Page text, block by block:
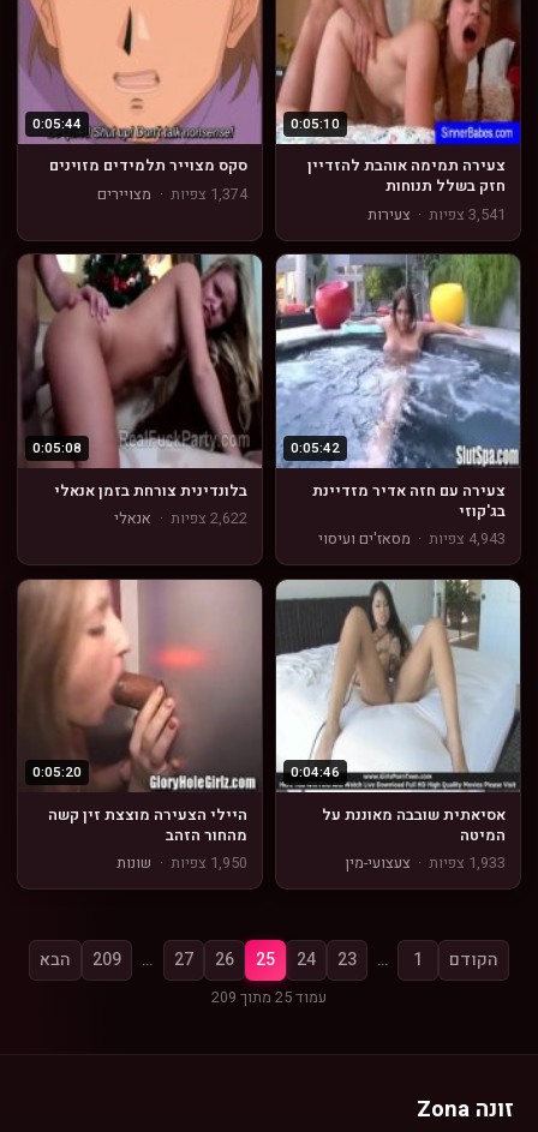
0:05:10
צעירה תמימה אוהבת להזדיין
חזק בשלל תנוחות
3,541 צפיות
· צעירות
0:05:44
סקס מצוייר תלמידים מזוינים
1,374 צפיות
· מצויירים
0:05:42
צעירה עם חזה אדיר מזדיינת
בג'קוזי
4,943 צפיות
· מסאז'ים ועיסוי
0:05:08
בלונדינית צורחת בזמן אנאלי
2,622 צפיות
· אנאלי
0:04:46
אסיאתית שובבה מאוננת על
המיטה
1,933 צפיות
· צעצועי-מין
0:05:20
היילי הצעירה מוצצת זין קשה
מהחור הזהב
1,950 צפיות
· שונות
הקודם 1
…
23
24
25
26
27
…
209 הבא
עמוד 25 מתוך 209
זונה Zona